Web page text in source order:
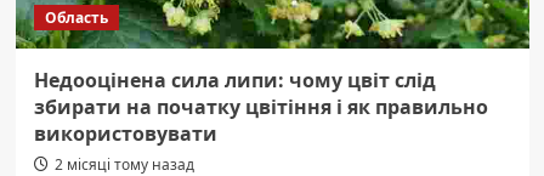
Область
Недооцінена сила липи: чому цвіт слід
збирати на початку цвітіння і як правильно
використовувати
2 місяці тому назад